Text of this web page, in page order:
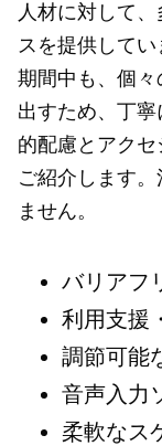
人材に対して
スを提供して
期間中も、個
出すため、丁
的配慮とアク
ご紹介します
ません。
バリアフ
利用支援
調節可能
音声入力
柔軟なス